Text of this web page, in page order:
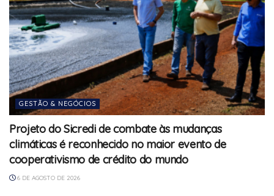
GESTÃO & NEGÓCIOS
Projeto do Sicredi de combate às mudanças
climáticas é reconhecido no maior evento de
cooperativismo de crédito do mundo
6 DE AGOSTO DE 2026